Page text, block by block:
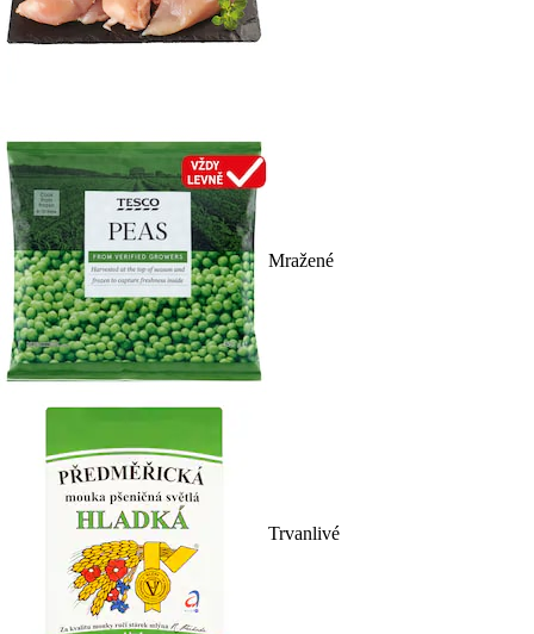
Mražené
Trvanlivé